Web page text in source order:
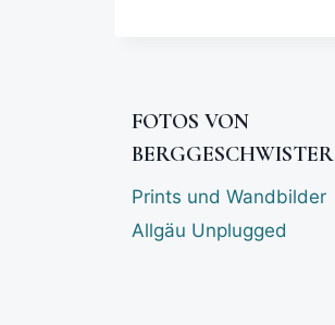
FOTOS VON
BERGGESCHWISTER
Prints und Wandbilder
Allgäu Unplugged